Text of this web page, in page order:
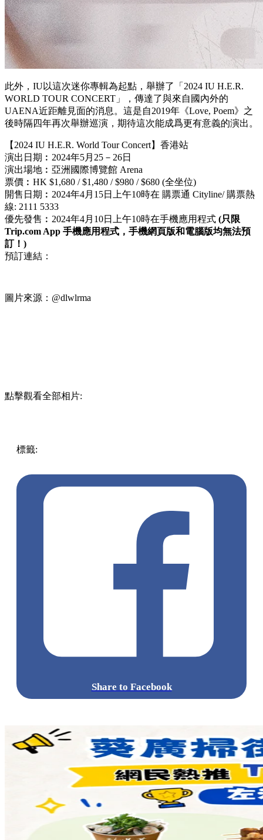
此外，IU以這次迷你專輯為起點，舉辦了「2024 IU H.E.R.
WORLD TOUR CONCERT」，傳達了與來自國內外的
UAENA近距離見面的消息。這是自2019年《Love, Poem》之
後時隔四年再次舉辦巡演，期待這次能成爲更有意義的演出。
【2024 IU H.E.R. World Tour Concert】香港站
演出日期︰2024年5月25－26日
演出場地︰亞洲國際博覽館 Arena
票價︰HK $1,680 / $1,480 / $980 / $680 (全坐位)
開售日期︰2024年4月15日上午10時在 購票通 Cityline/ 購票熱
線: 2111 5333
優先發售︰2024年4月10日上午10時在手機應用程式 (只限
Trip.com App 手機應用程式，手機網頁版和電腦版均無法預
訂！)
預訂連結：
圖片來源：@dlwlrma
點擊觀看全部相片:
標籤:
Share to Facebook